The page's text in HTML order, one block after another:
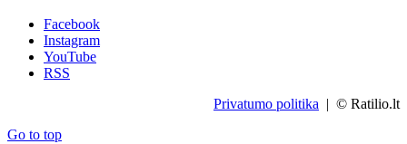
Facebook
Instagram
YouTube
RSS
Privatumo politika | © Ratilio.lt
Go to top